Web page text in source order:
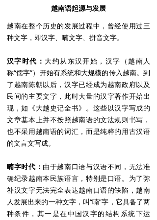
越南语起源与发展
越南在整个历史的发展过程中，曾经使用过三
种文字，即汉字、喃文字、拼音文字。
汉字时代： 大约从东汉开始，汉字（越南人
称“儒字”）开始有系统和大规模的传入越南。到
了越南陈朝以后，汉字已经成为越南政府以及
民间的主要文字，此时大量的汉字著作开始出
现，如《大越史记全书》。这些以汉字写成的
文章基本上并不按照越南语的文法规则书写，
也不采用越南语的词汇，而是纯粹的用古汉语
的文言文写成。
喃字时代： 由于越南口语与汉语不同，无法准
确纪录越南本民族语言，特别是口语。为了弥
补汉文字无法完全表达越南口语的缺陷，越南
人发展出来的一种文字，叫“喃”字，它具备了两
种条件，其一是在中国汉字的结构系统下运